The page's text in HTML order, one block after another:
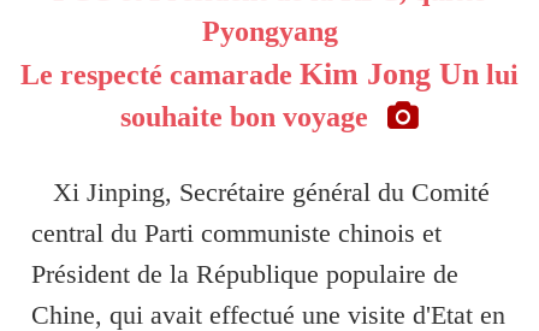
Pyongyang
Le respecté camarade Kim Jong Un lui
souhaite bon voyage
Xi Jinping, Secrétaire général du Comité
central du Parti communiste chinois et
Président de la République populaire de
Chine, qui avait effectué une visite d'Etat en